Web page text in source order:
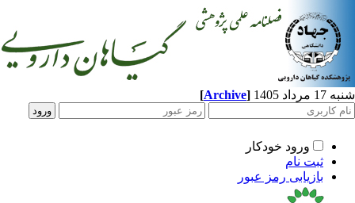
1405
[Archive]
ورود خودکار
ثبت نام
بازیابی رمز عبور